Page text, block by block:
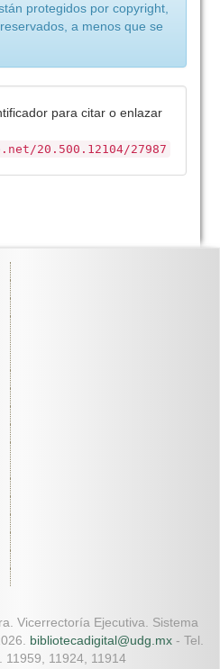
protegidos por copyright,
a menos que se
para citar o enlazar
20.500.12104/27987
Vicerrectoría Ejecutiva. Sistema
bibliotecadigital@udg.mx - Tel.
11959, 11924, 11914